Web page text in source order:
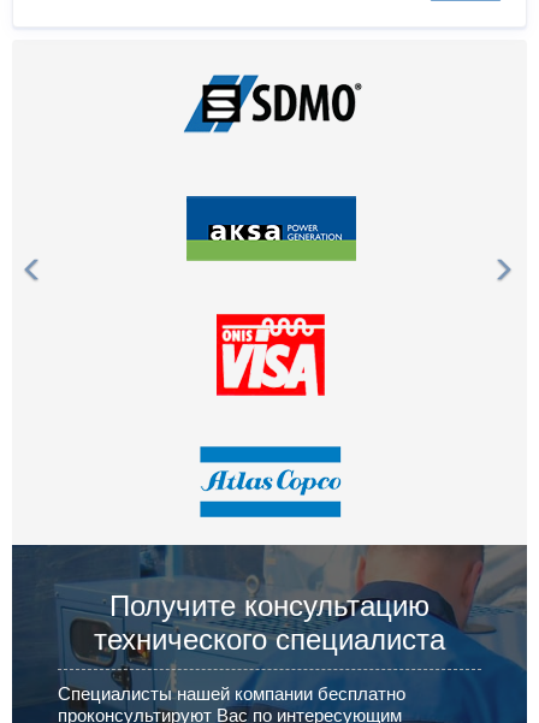
Получите консультацию
технического специалиста
Специалисты нашей компании бесплатно
проконсультируют Вас по интересующим